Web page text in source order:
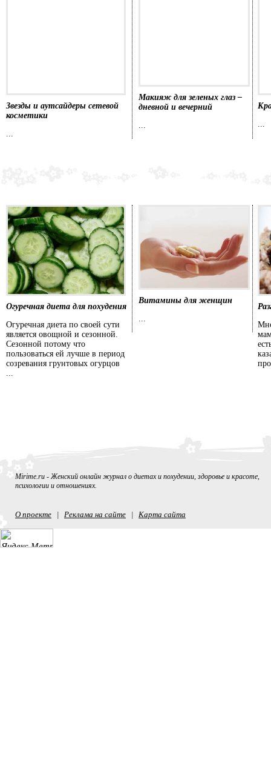
Звезды и аутсайдеры сетевой
косметики
...
Макияж для зеленых глаз –
дневной и вечерний
...
...
Огуречная диета для похудения
Огуречная диета по своей сути
является овощной и сезонной.
Сезонной потому что
пользоваться ей лучше в период
созревания грунтовых огурцов
...
Витамины для женщин
Mirime.ru - Женский онлайн журнал о диетах и похудении, здоровье и красоте,
психологии и отношениях.
О проекте Реклама на сайте Карта сайта